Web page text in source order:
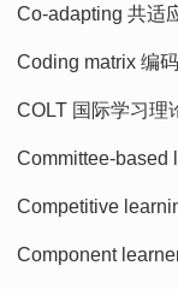
Co-adapting 共适
Coding matrix 编
COLT 国际学习理
Committee-based
Competitive
Component